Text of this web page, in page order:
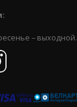
– выходной.